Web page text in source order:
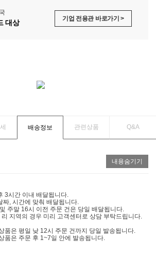
대상 기업 전용관 바로가기 >
배송정보 관련상품 Q&A
내용숨기기
3시간 이내 배달됩니다.
, 시간에 맞춰 배달됩니다.
주말 16시 이전 주문 건은 당일 배달됩니다.
지역의 경우 미리 고객센터로 상담 부탁드립니다.
품은 평일 낮 12시 주문 건까지 당일 발송됩니다.
품은 주문 후 1~7일 안에 발송됩니다.